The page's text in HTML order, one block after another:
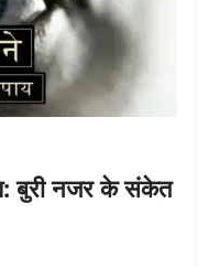
बुरी नजर के संकेत